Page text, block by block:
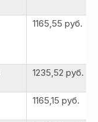
1165,55 руб.
1235,52 руб.
1165,15 руб.